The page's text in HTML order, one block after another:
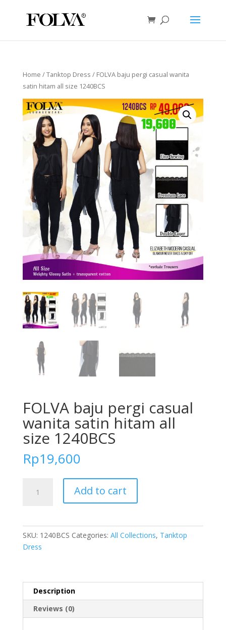
Home /Tanktop Dress / FOLVA baju pergi casual wanita
satin hitam all size 1240BCS
FOLVA baju pergi casual
wanita satin hitam all
size 1240BCS
Rp19,600
1240BCS
quantity
Add to cart
SKU: 1240BCS Categories: All Collections, Tanktop
Dress
Description
Reviews (0)